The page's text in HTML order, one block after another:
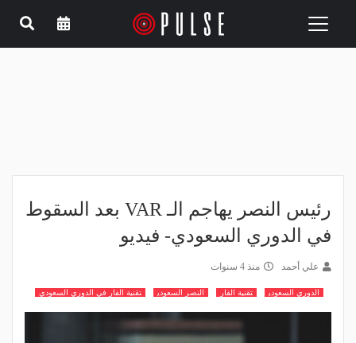
Toggle
رئيس النصر يهاجم الـ VAR بعد السقوط
في الدوري السعودي- فيديو
علي أحمد منذ 4 سنوات
الدوري السعودي تقنية الفار النصر السعودي تقنية الفار في الدوري السعودي